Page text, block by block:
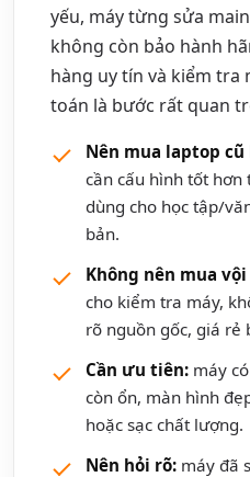
yếu, máy từng sửa
không còn bảo hành
hàng uy tín và kiểm tra
toán là bước rất quan
Nên mua laptop cũ
cần cấu hình tốt
dùng cho học tập/
bản.
Không nên mua
cho kiểm tra máy,
rõ nguồn gốc, giá rẻ
Cần ưu tiên: máy
còn ổn, màn hình
hoặc sạc chất lượng.
Nên hỏi rõ: máy đã